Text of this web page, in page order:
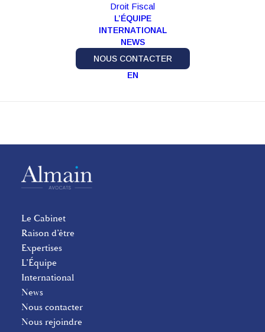
Droit Fiscal
L’ÉQUIPE
INTERNATIONAL
NEWS
NOUS CONTACTER
EN
Le Cabinet
Raison d’être
Expertises
L’Équipe
International
News
Nous contacter
Nous rejoindre